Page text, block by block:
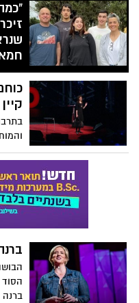
ביום
עזה,
חדר
מה
כאב
איתם
הסוד